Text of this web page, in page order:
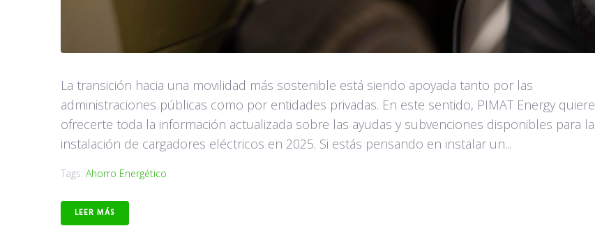
La transición hacia una movilidad más sostenible está siendo apoyada tanto por las
administraciones públicas como por entidades privadas. En este sentido, PIMAT Energy quiere
ofrecerte toda la información actualizada sobre las ayudas y subvenciones disponibles para la
instalación de cargadores eléctricos en 2025. Si estás pensando en instalar un...
Tags: Ahorro Energético
LEER MÁS